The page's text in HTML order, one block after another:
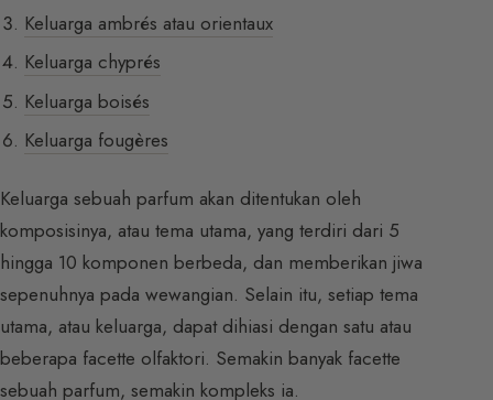
Keluarga ambrés atau orientaux
Keluarga chyprés
Keluarga boisés
Keluarga fougères
Keluarga sebuah parfum akan ditentukan oleh
komposisinya, atau tema utama, yang terdiri dari 5
hingga 10 komponen berbeda, dan memberikan jiwa
sepenuhnya pada wewangian. Selain itu, setiap tema
utama, atau keluarga, dapat dihiasi dengan satu atau
beberapa facette olfaktori. Semakin banyak facette
sebuah parfum, semakin kompleks ia.